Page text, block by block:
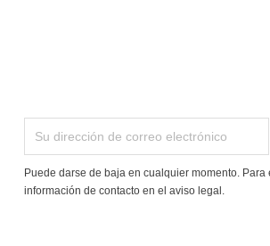
Puede darse de baja en cualquier momento.
información de contacto en el aviso legal.